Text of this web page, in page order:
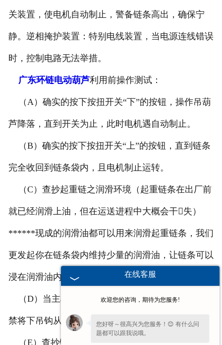
关装置，使电机自动制止，警备链条高出，确保宁
静。逆相掩护装置：特别电线装置，当电源连线错误
时，控制电路无法举措。
广东环链电动葫芦利用前操作测试：
（A）确实的按下按扭开关“下”的按钮，操作吊葫
芦降落，直到开关为止，此时电机遇自动制止。
（B）确实的按下按扭开关“上”的按钮，直到链条
完全收回到链条袋内，且电机制止运转。
（C）查抄起重链之润滑环境（起重链条在出厂前
就已经润滑上油，但在运送进程中大概会干失）
******现成的润滑油都可以用来润滑起重链条，我们
更发起你在链条袋内维持少量的润滑油，让链条可以
浸在润滑油内。
（D）当主机的链条吊数为双链式或多链式时，严
禁将下吊钩从链条中翻转，克制伤害产生。
（E）查抄链条款的偏向性，全部的焊接点都应该
在线客服
欢迎您的咨询，期待为您服务!
您好呀～很高兴为您服务！😊 有什么问
题都可以跟我说哦。